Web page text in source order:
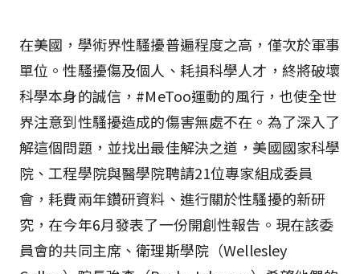
在美國，學術界性騷擾普遍程度之高，僅次於軍事
單位。性騷擾傷及個人、耗損科學人才，終將破壞
科學本身的誠信，#MeToo運動的風行，也使全世
界注意到性騷擾造成的傷害無處不在。為了深入了
解這個問題，並找出最佳解決之道，美國國家科學
院、工程學院與醫學院聘請21位專家組成委員
會，耗費兩年鑽研資料、進行關於性騷擾的新研
究，在今年6月發表了一份開創性報告。現在該委
員會的共同主席、衛理斯學院（Wellesley